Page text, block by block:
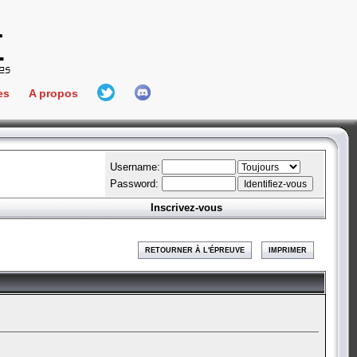
Connect
A propos
L'équipe
Hall Of Fame
Username:
Password:
Inscrivez-vous
RETOURNER À L'ÉPREUVE IMPRIMER